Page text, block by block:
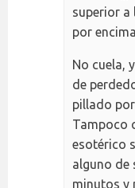
superior a
por
No cuela,
de
pillado
Tampoco
esotérico
alguno de
minutos y